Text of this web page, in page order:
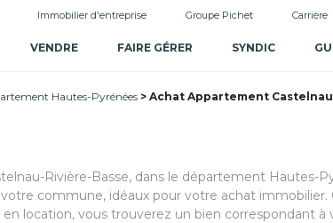
Immobilier d'entreprise Groupe Pichet Carrière
VENDRE FAIRE GÉRER SYNDIC
Hautes-Pyrénées Achat Appartement
Rivière-Basse, dans le département Hautes-
commune, idéaux pour votre achat
location, vous trouverez un bien correspondant